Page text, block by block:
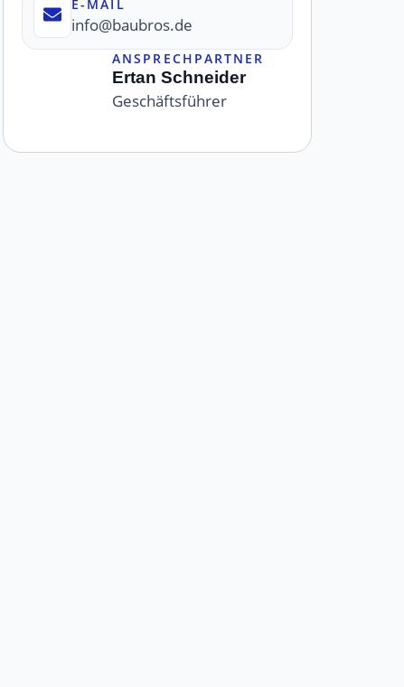
E-MAIL
info@baubros.de
ANSPRECHPARTNER
Ertan Schneider
Geschäftsführer